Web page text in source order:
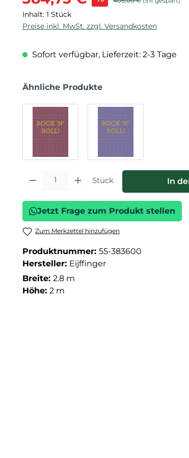
Inhalt: 1 Stück
Preise inkl. MwSt. zzgl. Versandkosten
Sofort verfügbar, Lieferzeit: 2-3 Tage
Ähnliche Produkte
Produkt Anzahl: Gib den gewünschten Wert
Stück In
Jetzt Frage zum Produkt stellen
Zum Merkzettel hinzufügen
Produktnummer: 55-383600
Hersteller: Eijffinger
Breite: 2.8 m
Höhe: 2 m